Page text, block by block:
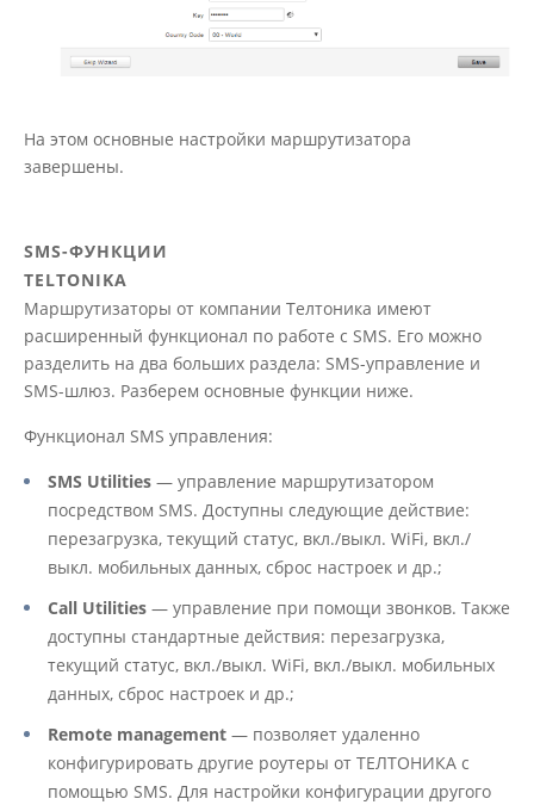
На этом основные настройки маршрутизатора
завершены.
SMS-ФУНКЦИИ
TELTONIKA
Маршрутизаторы от компании Телтоника имеют
расширенный функционал по работе с SMS. Его можно
разделить на два больших раздела: SMS-управление и
SMS-шлюз. Разберем основные функции ниже.
Функционал SMS управления:
SMS Utilities — управление маршрутизатором
посредством SMS. Доступны следующие действие:
перезагрузка, текущий статус, вкл./выкл. WiFi, вкл./
выкл. мобильных данных, сброс настроек и др.;
Call Utilities — управление при помощи звонков. Также
доступны стандартные действия: перезагрузка,
текущий статус, вкл./выкл. WiFi, вкл./выкл. мобильных
данных, сброс настроек и др.;
Remote management — позволяет удаленно
конфигурировать другие роутеры от ТЕЛТОНИКА с
помощью SMS. Для настройки конфигурации другого